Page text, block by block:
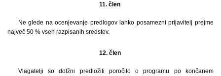
11. člen
Ne glede na ocenjevanje predlogov lahko posamezni prijavitelj prejme
največ 50 % vseh razpisanih sredstev.
12. člen
Vlagatelji so dolžni predložiti poročilo o programu po končanem